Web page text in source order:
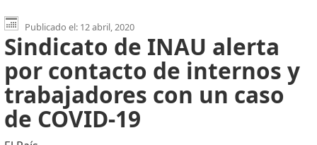
Publicado el: 12 abril, 2020
Sindicato de INAU alerta
por contacto de internos y
trabajadores con un caso
de COVID-19